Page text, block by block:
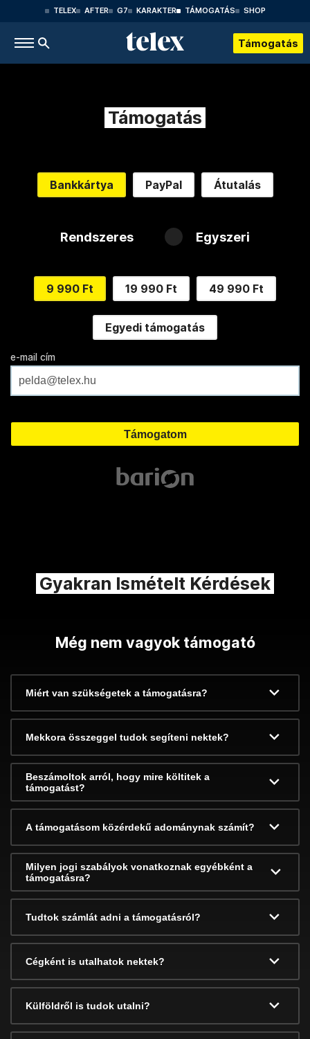
TELEX AFTER G7 KARAKTER TÁMOGATÁS SHOP
Támogatás
Támogatás
Bankkártya PayPal Átutalás
Rendszeres Egyszeri
9 990 Ft 19 990 Ft 49 990 Ft
Egyedi támogatás
e-mail cím
Gyakran Ismételt Kérdések
Még nem vagyok támogató
Miért van szükségetek a támogatásra?
Mekkora összeggel tudok segíteni nektek?
Beszámoltok arról, hogy mire költitek a
támogatást?
A támogatásom közérdekű adománynak számít?
Milyen jogi szabályok vonatkoznak egyébként a
támogatásra?
Tudtok számlát adni a támogatásról?
Cégként is utalhatok nektek?
Külföldről is tudok utalni?